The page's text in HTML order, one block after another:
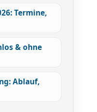
Termine,
& ohne
Ablauf,